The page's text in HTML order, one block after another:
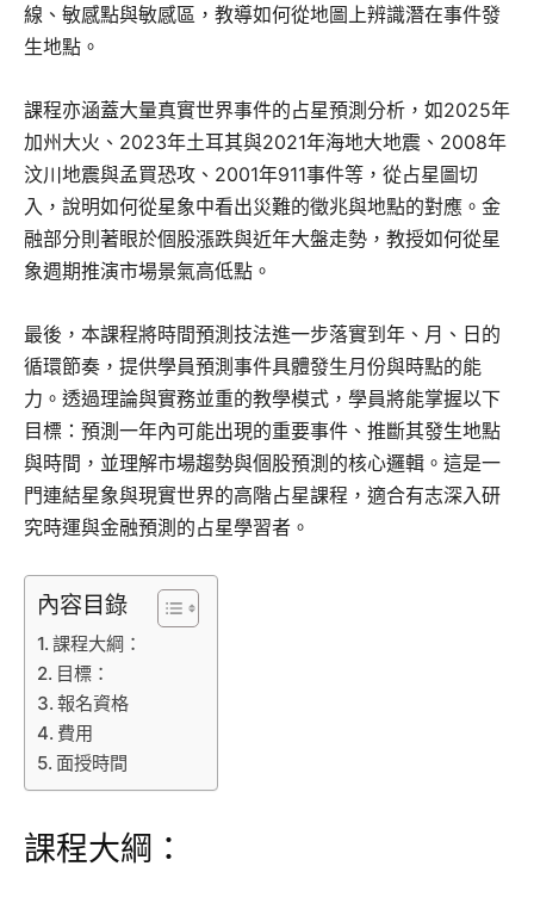
線、敏感點與敏感區，教導如何從地圖上辨識潛在事件發
生地點。
課程亦涵蓋大量真實世界事件的占星預測分析，如2025年
加州大火、2023年土耳其與2021年海地大地震、2008年
汶川地震與孟買恐攻、2001年911事件等，從占星圖切
入，說明如何從星象中看出災難的徵兆與地點的對應。金
融部分則著眼於個股漲跌與近年大盤走勢，教授如何從星
象週期推演市場景氣高低點。
最後，本課程將時間預測技法進一步落實到年、月、日的
循環節奏，提供學員預測事件具體發生月份與時點的能
力。透過理論與實務並重的教學模式，學員將能掌握以下
目標：預測一年內可能出現的重要事件、推斷其發生地點
與時間，並理解市場趨勢與個股預測的核心邏輯。這是一
門連結星象與現實世界的高階占星課程，適合有志深入研
究時運與金融預測的占星學習者。
內容目錄
課程大綱：
目標：
報名資格
費用
面授時間
課程大綱：